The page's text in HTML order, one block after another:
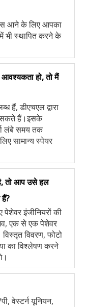
आने के लिए आपका
भी स्थापित करने के
हो, तो मैं
हैं, डीएचएल द्वारा
सकते हैं।इसके
लंबे समय तक
सामान्य स्पेयर
तो आप उसे हल
इंजीनियरों की
एक से एक पेशेवर
विवरण, फोटो
का विश्लेषण करने
वेस्टर्न यूनियन,